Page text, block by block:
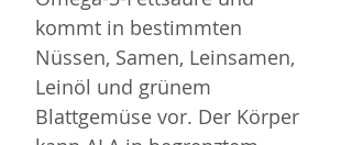
kommt in bestimmten
Nüssen, Samen, Leinsamen,
Leinöl und grünem
Blattgemüse vor. Der Körper